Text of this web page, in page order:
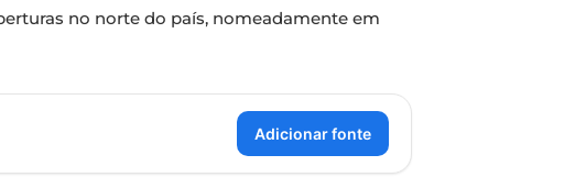
no norte do país, nomeadamente em
Adicionar fonte